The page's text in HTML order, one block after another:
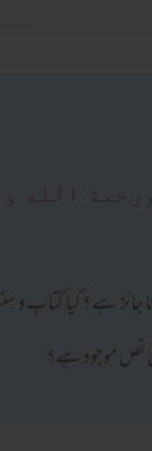
ورحمة الله
جائز ہے؟ کیا
نص موجود ہے؟